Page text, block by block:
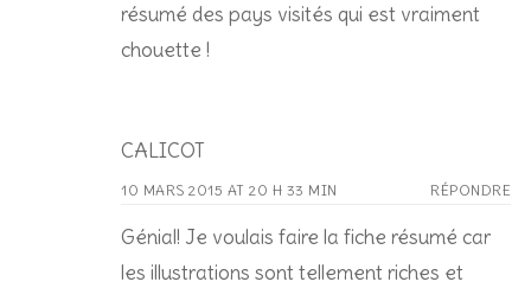
résumé des pays visités qui est vraiment
chouette !
CALICOT
10 MARS 2015 AT 20 H 33 MIN RÉPONDRE
Génial! Je voulais faire la fiche résumé car
les illustrations sont tellement riches et